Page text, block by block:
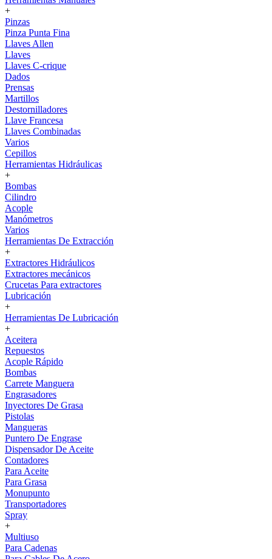
+
Pinzas
Pinza Punta Fina
Llaves Allen
Llaves
Llaves C-crique
Dados
Prensas
Martillos
Destornilladores
Llave Francesa
Llaves Combinadas
Varios
Cepillos
Herramientas Hidráulicas
+
Bombas
Cilindro
Acople
Manómetros
Varios
Herramientas De Extracción
+
Extractores Hidráulicos
Extractores mecánicos
Crucetas Para extractores
Lubricación
+
Herramientas De Lubricación
+
Aceitera
Repuestos
Acople Rápido
Bombas
Carrete Manguera
Engrasadores
Inyectores De Grasa
Pistolas
Mangueras
Puntero De Engrase
Dispensador De Aceite
Contadores
Para Aceite
Para Grasa
Monupunto
Transportadores
Spray
+
Multiuso
Para Cadenas